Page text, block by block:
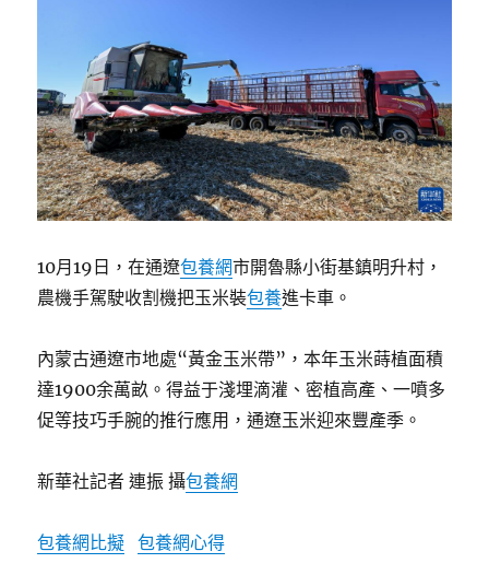
10月19日，在通遼包養網市開魯縣小街基鎮明升村，
農機手駕駛收割機把玉米裝包養進卡車。
內蒙古通遼市地處“黃金玉米帶”，本年玉米蒔植面積
達1900余萬畝。得益于淺埋滴灌、密植高產、一噴多
促等技巧手腕的推行應用，通遼玉米迎來豐產季。
新華社記者 連振 攝包養網
包養網比擬 包養網心得